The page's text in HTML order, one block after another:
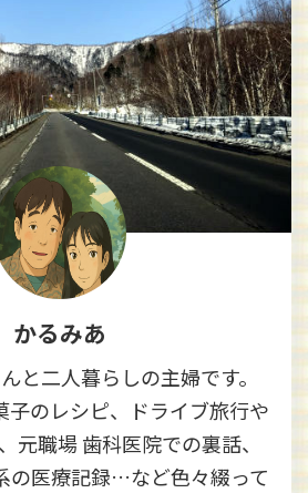
かるみあ
と二人暮らしの主婦です。
子のレシピ、ドライブ旅行や
元職場 歯科医院での裏話、
の医療記録…など色々綴って